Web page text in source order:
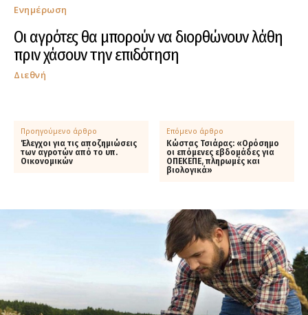
Ενημέρωση
Οι αγρότες θα μπορούν να διορθώνουν λάθη
πριν χάσουν την επιδότηση
Διεθνή
Προηγούμενο άρθρο
Έλεγχοι για τις αποζημιώσεις
των αγροτών από το υπ.
Οικονομικών
Επόμενο άρθρο
Κώστας Τσιάρας: «Ορόσημο
οι επόμενες εβδομάδες για
ΟΠΕΚΕΠΕ, πληρωμές και
βιολογικά»